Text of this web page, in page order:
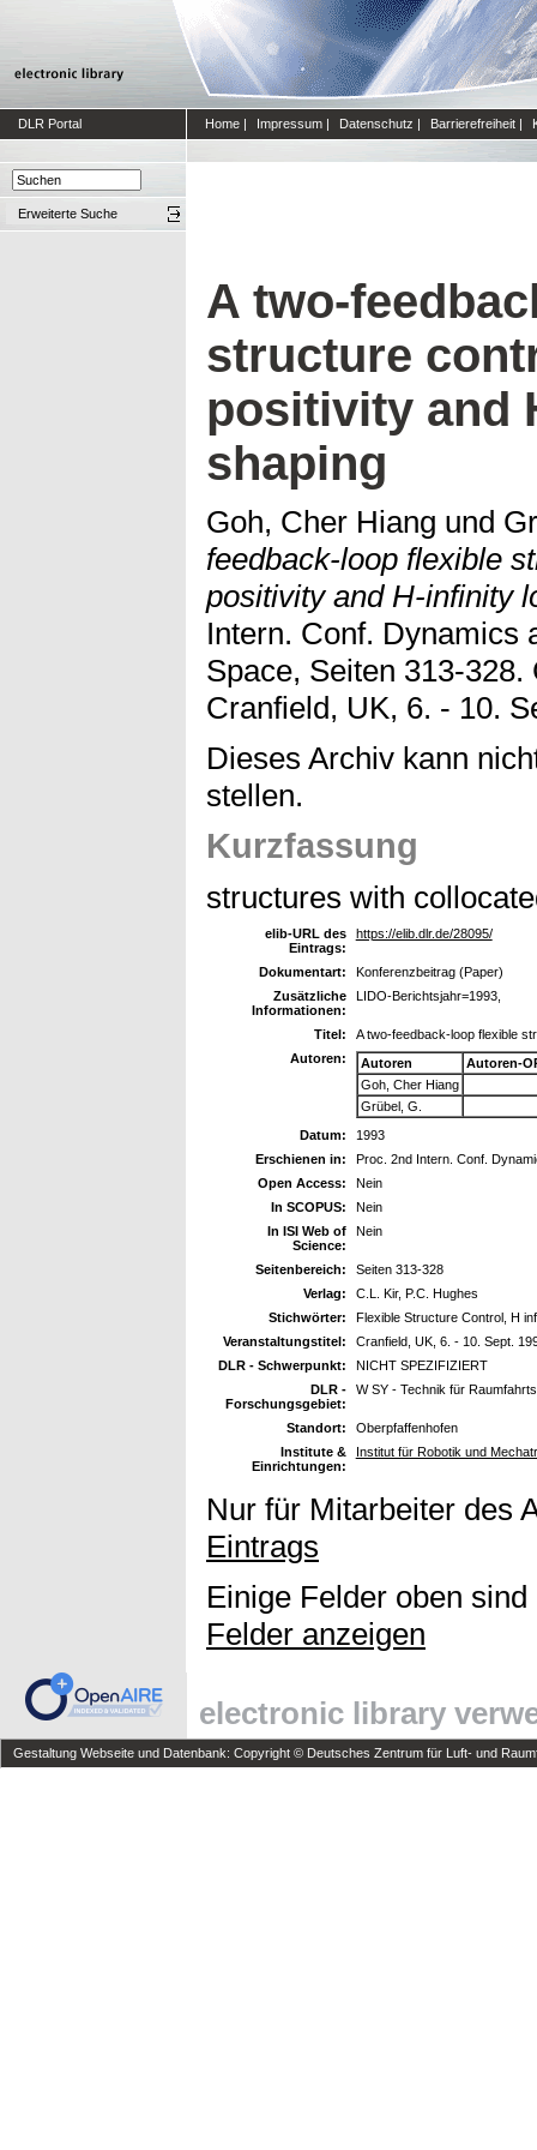
DLR Portal Home | Impressum | Datenschutz | Barrierefreiheit |
Erweiterte Suche
A two-
structure
positivity and
shaping
Goh, Cher Hiang und
feedback-loop flexible
positivity and H-infinity
Intern. Conf. Dynamics
Space, Seiten 313-
Cranfield, UK, 6. - 10.
Dieses Archiv kann
stellen.
Kurzfassung
structures with
elib-URL des
Eintrags:
https://elib.dlr.de/28095/
Dokumentart:
Konferenzbeitrag (Paper)
Zusätzliche
Informationen:
LIDO-Berichtsjahr=1993,
Titel:
A two-feedback-loop flexible
Autoren:
Autoren
Autoren-
Goh, Cher Hiang
Grübel, G.
Datum:
1993
Erschienen in:
Proc. 2nd Intern. Conf.
Open Access:
Nein
In SCOPUS:
Nein
In ISI Web of
Science:
Nein
Seitenbereich:
Seiten 313-328
Verlag:
C.L. Kir, P.C. Hughes
Stichwörter:
Flexible Structure Control, H
Veranstaltungstitel:
Cranfield, UK, 6. - 10. Sept.
DLR - Schwerpunkt:
NICHT SPEZIFIZIERT
DLR -
Forschungsgebiet:
W SY - Technik für
Standort:
Oberpfaffenhofen
Institute &
Einrichtungen:
Institut für Robotik und
Nur für Mitarbeiter des
Eintrags
Einige Felder oben
Felder anzeigen
electronic library
Gestaltung Webseite und Datenbank: Copyright © Deutsches Zentrum für Luft- und